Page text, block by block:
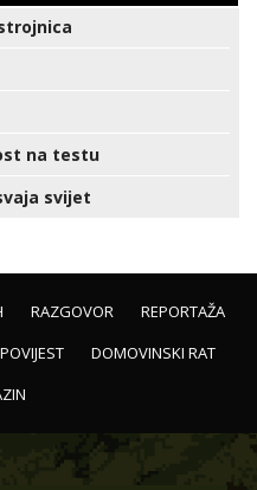
na testu
svijet
RAZGOVOR
REPORTAŽA
DOMOVINSKI RAT